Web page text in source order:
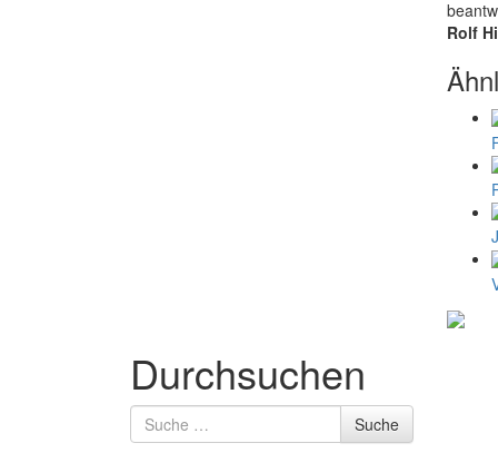
Rolf
Durchsuchen
Suche
nach
Suche